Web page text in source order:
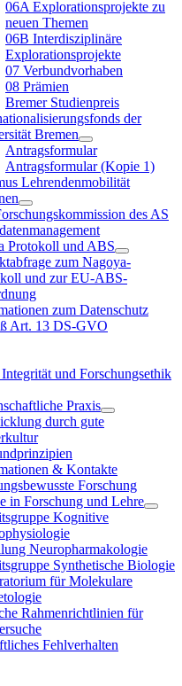
06A Explorationsprojekte zu
neuen Themen
06B Interdisziplinäre
Explorationsprojekte
07 Verbundvorhaben
08 Prämien
Bremer Studienpreis
der
Bremen
Antragsformular
Antragsformular (Kopie 1)
Lehrendenmobilität
des AS
Protokoll und ABS
zum Nagoya-
und zur EU-ABS-
zum Datenschutz
Art. 13 DS-GVO
und Forschungsethik
Praxis
durch gute
& Kontakte
Forschung
in Forschung und Lehre
Kognitive
Neuropharmakologie
Synthetische Biologie
für Molekulare
Rahmenrichtlinien für
Fehlverhalten